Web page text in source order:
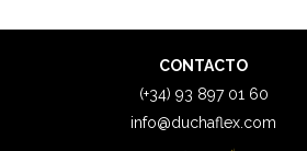
CONTACTO
(+34) 93 897 01 60
info@duchaflex.com